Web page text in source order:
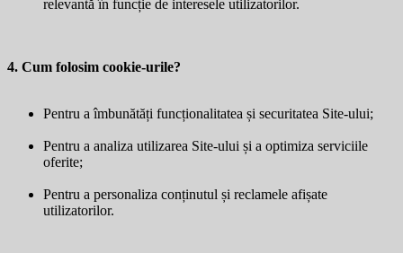
relevantă în funcție de interesele utilizatorilor.
4. Cum folosim cookie-urile?
Pentru a îmbunătăți funcționalitatea și securitatea Site-ului;
Pentru a analiza utilizarea Site-ului și a optimiza serviciile
oferite;
Pentru a personaliza conținutul și reclamele afișate
utilizatorilor.